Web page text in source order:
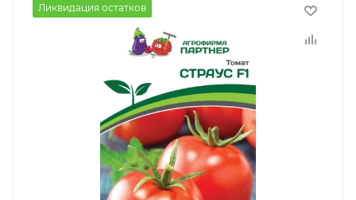
Ликвидация остатков